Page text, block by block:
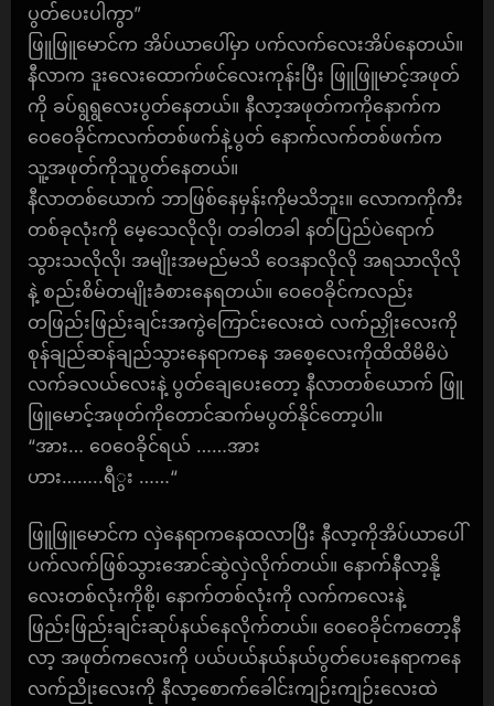
ပွတ်ပေးပါကွာ”
ဖြူဖြူမောင်က အိပ်ယာပေါ်မှာ ပက်လက်လေးအိပ်နေတယ်။
နီလာက ဒူးလေးထောက်ဖင်လေးကုန်းပြီး ဖြူဖြူမာင့်အဖုတ်
ကို ခပ်ရွရွလေးပွတ်နေတယ်။ နီလာ့အဖုတ်ကကိုနောက်က
ဝေဝေခိုင်ကလက်တစ်ဖက်နဲ့ပွတ် နောက်လက်တစ်ဖက်က
သူ့အဖုတ်ကိုသူပွတ်နေတယ်။
နီလာတစ်ယောက် ဘာဖြစ်နေမှန်းကိုမသိဘူး။ လောကကိုကီး
တစ်ခုလုံးကို မေ့သေလိုလို၊ တခါတခါ နတ်ပြည်ပဲရောက်
သွားသလိုလို၊ အမျိုးအမည်မသိ ဝေဒနာလိုလို အရသာလိုလို
နဲ့ စည်းစိမ်တမျိုးခံစားနေရတယ်။ ဝေဝေခိုင်ကလည်း
တဖြည်းဖြည်းချင်းအကွဲကြောင်းလေးထဲ လက်ညှိုးလေးကို
စုန်ချည်ဆန်ချည်သွားနေရာကနေ အစေ့လေးကိုထိထိမိမိပဲ
လက်ခလယ်လေးနဲ့ ပွတ်ချေပေးတော့ နီလာတစ်ယောက် ဖြူ
ဖြူမောင့်အဖုတ်ကိုတောင်ဆက်မပွတ်နိုင်တော့ပါ။
“အား… ဝေဝေခိုင်ရယ် ……အား
ဟား……..ရီွး ……“
ဖြူဖြူမောင်က လှဲနေရာကနေထလာပြီး နီလာ့ကိုအိပ်ယာပေါ်
ပက်လက်ဖြစ်သွားအောင်ဆွဲလှဲလိုက်တယ်။ နောက်နီလာ့နို့
လေးတစ်လုံးကိုစို့၊ နောက်တစ်လုံးကို လက်ကလေးနဲ့
ဖြည်းဖြည်းချင်းဆုပ်နယ်နေလိုက်တယ်။ ဝေဝေခိုင်ကတော့နီ
လာ့ အဖုတ်ကလေးကို ပယ်ပယ်နယ်နယ်ပွတ်ပေးနေရာကနေ
လက်ညိုးလေးကို နီလာ့စောက်ခေါင်းကျဉ်းကျဉ်းလေးထဲ